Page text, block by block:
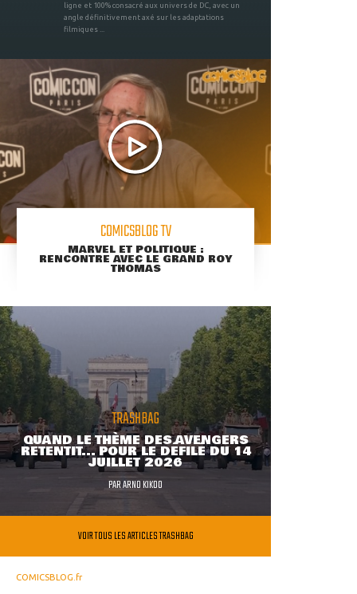
ligne et 100% consacré aux univers de DC, avec un
angle définitivement axé sur les adaptations
filmiques ...
COMICSBLOG TV
MARVEL ET POLITIQUE :
RENCONTRE AVEC LE GRAND ROY
THOMAS
TRASHBAG
QUAND LE THÈME DES AVENGERS
RETENTIT... POUR LE DÉFILÉ DU 14
JUILLET 2026
PARARNO KIKOO
VOIR TOUS LES ARTICLES TRASHBAG
COMICSBLOG.fr